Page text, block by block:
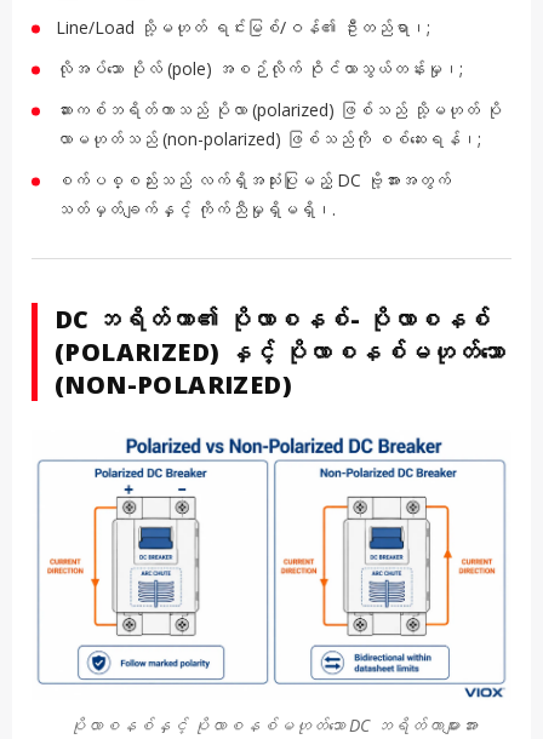
Line/Load သို့မဟုတ် ရင်းမြစ်/ဝန်၏ ဦးတည်ရာ၊;
လိုအပ်သော ပိုလ် (pole) အစဉ်လိုက် ဝိုင်ယာသွယ်တန်းမှု၊;
ဆားကစ်ဘရိတ်ကာသည် ပိုလာ (polarized) ဖြစ်သည် သို့မဟုတ် ပို
လာမဟုတ်သည် (non-polarized) ဖြစ်သည်ကို စစ်ဆေးရန်၊;
စက်ပစ္စည်းသည် လက်ရှိအသုံးပြုမည့် DC ဗို့အားအတွက်
သတ်မှတ်ချက်နှင့် ကိုက်ညီမှုရှိမရှိ၊.
DC ဘရိတ်ကာ၏ ပိုလာစနစ်- ပိုလာစနစ်
(POLARIZED) နှင့် ပိုလာစနစ်မဟုတ်သော
(NON-POLARIZED)
ပိုလာစနစ်နှင့် ပိုလာစနစ်မဟုတ်သော DC ဘရိတ်ကာများအား